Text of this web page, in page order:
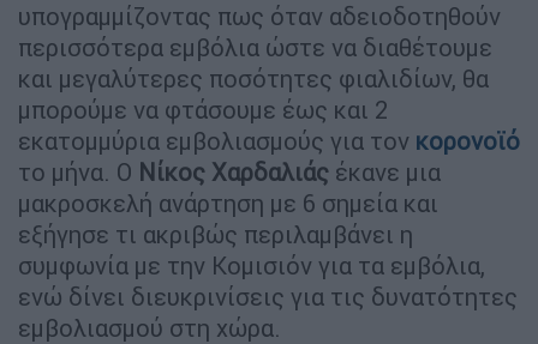
υπογραμμίζοντας πως όταν αδειοδοτηθούν
περισσότερα εμβόλια ώστε να διαθέτουμε
και μεγαλύτερες ποσότητες φιαλιδίων, θα
μπορούμε να φτάσουμε έως και 2
εκατομμύρια εμβολιασμούς για τον κορονοϊό
το μήνα. Ο Νίκος Χαρδαλιάς έκανε μια
μακροσκελή ανάρτηση με 6 σημεία και
εξήγησε τι ακριβώς περιλαμβάνει η
συμφωνία με την Κομισιόν για τα εμβόλια,
ενώ δίνει διευκρινίσεις για τις δυνατότητες
εμβολιασμού στη χώρα.